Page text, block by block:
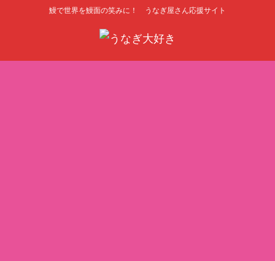
鰻で世界を鰻面の笑みに！ うなぎ屋さん応援サイト